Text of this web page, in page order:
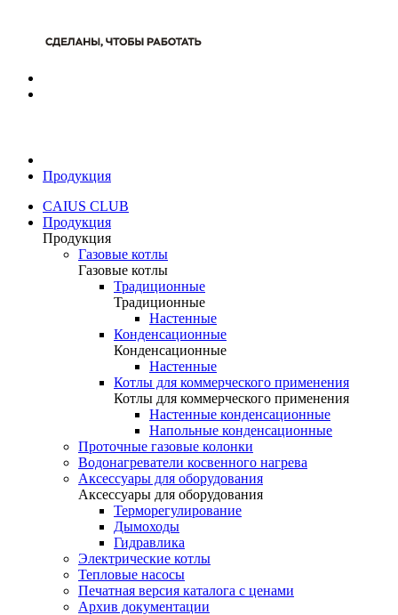
Продукция
CAIUS CLUB
Продукция
Продукция
Газовые котлы
Газовые котлы
Традиционные
Традиционные
Настенные
Конденсационные
Конденсационные
Настенные
Котлы для коммерческого применения
Котлы для коммерческого применения
Настенные конденсационные
Напольные конденсационные
Проточные газовые колонки
Водонагреватели косвенного нагрева
Аксессуары для оборудования
Аксессуары для оборудования
Терморегулирование
Дымоходы
Гидравлика
Электрические котлы
Тепловые насосы
Печатная версия каталога с ценами
Архив документации